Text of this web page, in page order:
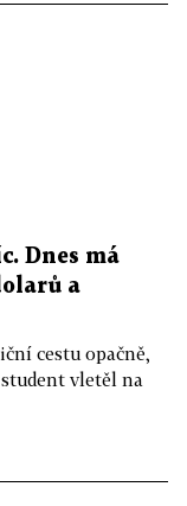
Dnes má
a
cestu opačně,
vletěl na